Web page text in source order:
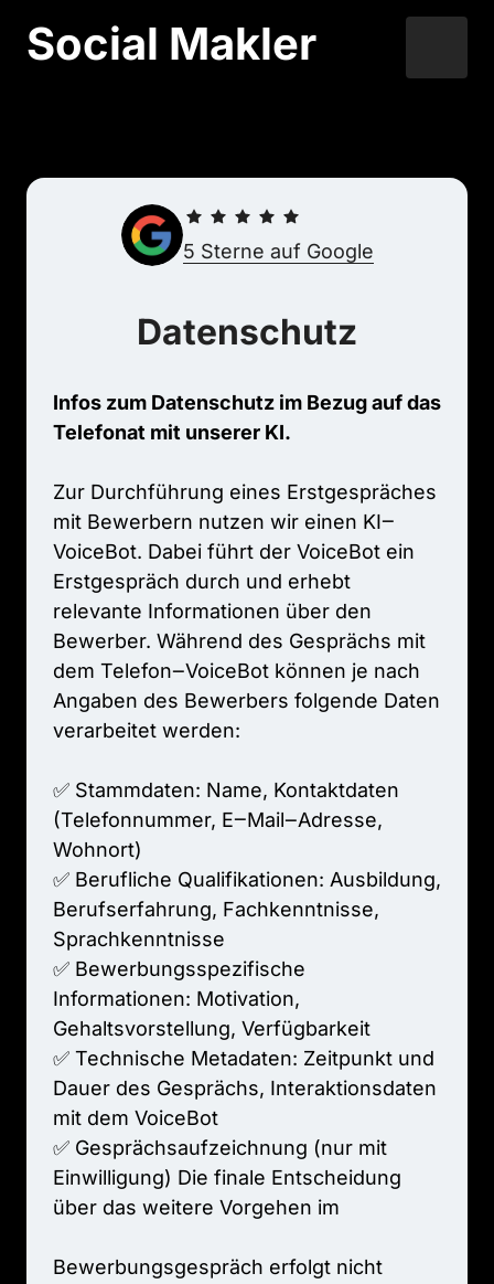
Social Makler
5 Sterne auf Google
Datenschutz
Infos zum Datenschutz im Bezug auf
Telefonat mit unserer
Zur Durchführung eines
mit Bewerbern nutzen wir einen KI‒
VoiceBot. Dabei führt der VoiceBot
Erstgespräch durch und
relevante Informationen über
Bewerber. Während des Gesprächs
dem Telefon‒VoiceBot können je
Angaben des Bewerbers folgende
verarbeitet werden:
✅ Stammdaten: Name,
(Telefonnummer, E‒Mail‒
Wohnort)
✅ Berufliche Qualifikationen:
Berufserfahrung,
Sprachkenntnisse
✅
Informationen:
Gehaltsvorstellung, Verfügbarkeit
✅ Technische Metadaten: Zeitpunkt
Dauer des Gesprächs,
mit dem VoiceBot
✅ Gesprächsaufzeichnung (nur
Einwilligung) Die finale
über das weitere Vorgehen im
Bewerbungsgespräch erfolgt